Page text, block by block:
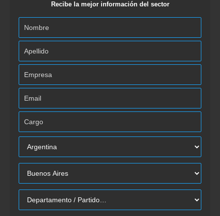
Recibe la mejor información del sector